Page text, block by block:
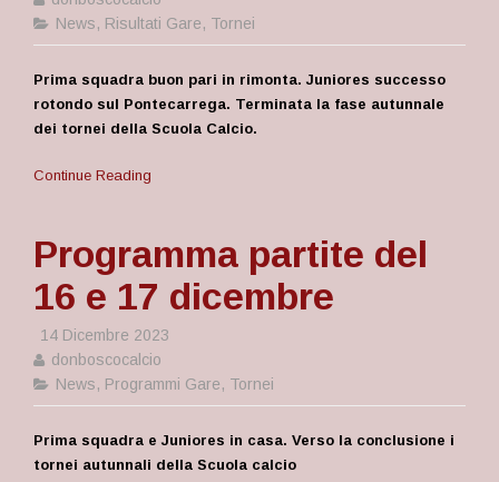
News, Risultati Gare, Tornei
Prima squadra buon pari in rimonta. Juniores successo
rotondo sul Pontecarrega. Terminata la fase autunnale
dei tornei della Scuola Calcio.
Continue Reading
Programma partite del
16 e 17 dicembre
14 Dicembre 2023
donboscocalcio
News, Programmi Gare, Tornei
Prima squadra e Juniores in casa. Verso la conclusione i
tornei autunnali della Scuola calcio